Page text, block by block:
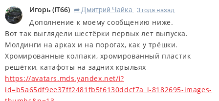
Игорь (IT66) R Дмитрий Чайка 3 года назад
Дополнение к моему сообщению ниже.
Вот так выглядели шестёрки первых лет выпуска.
Молдинги на арках и на порогах, как у трёшки.
Хромированные колпаки, хромированный пластик
решётки, катафоты на задних крыльях
https://avatars.mds.yandex.net/i?
id=b5a65df9ee37ff2481fb5f6130ddcf7a_l-8182695-images-